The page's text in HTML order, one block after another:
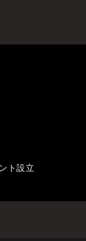
ト設⽴